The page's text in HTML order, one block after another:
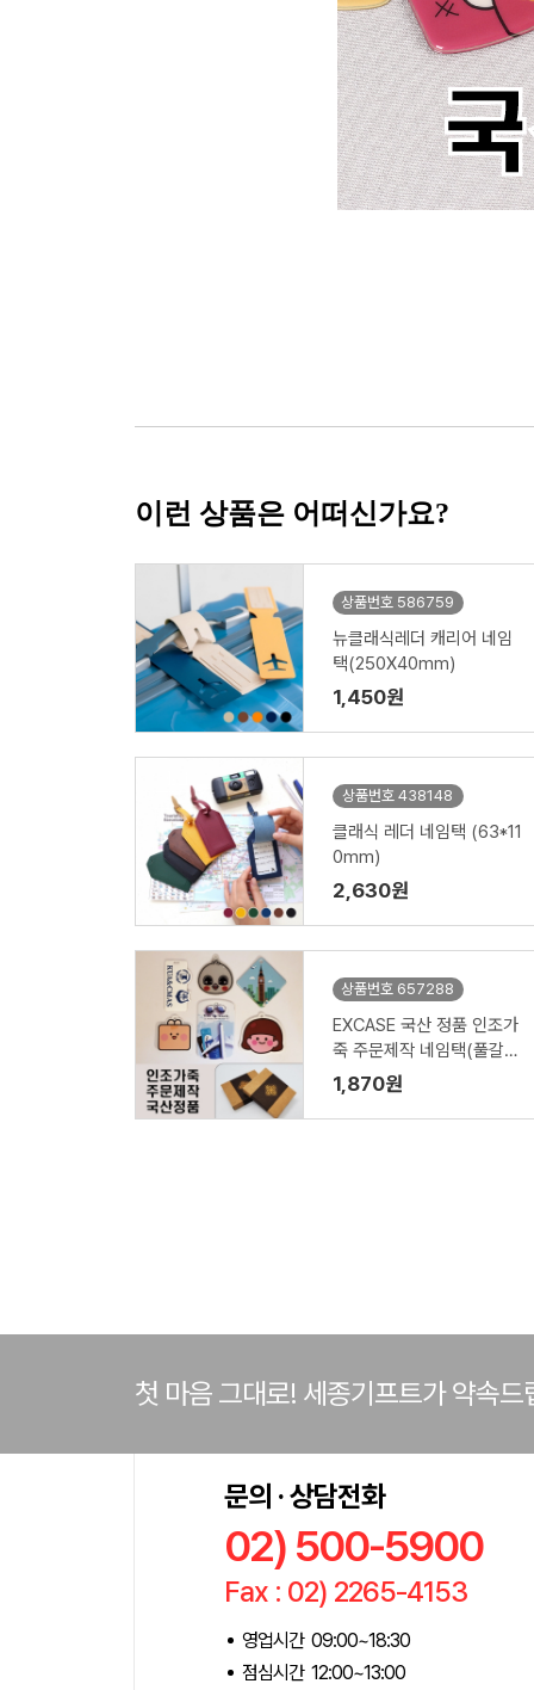
이런 상품은 어떠신가요?
상품번호 586759
뉴클래식레더 캐리어 네임
택(250X40mm)
1,450원
상품번호 438148
클래식 레더 네임택 (63*11
0mm)
2,630원
상품번호 657288
EXCASE 국산 정품 인조가
죽 주문제작 네임택(풀갈라
인쇄)
1,870원
첫 마음 그대로! 세종기프트가 약속드
문의 · 상담전화
02) 500-5900
Fax : 02) 2265-4153
영업시간 09:00~18:30
점심시간 12:00~13:00